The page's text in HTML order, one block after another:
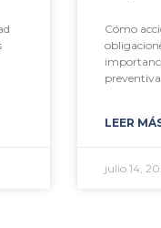
Cómo
LEER
julio 14,